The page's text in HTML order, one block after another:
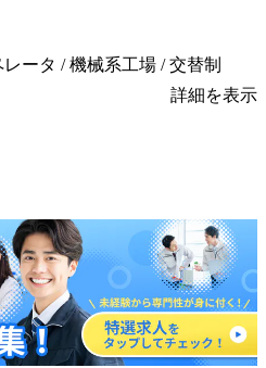
ータ / 機械系工場 / 交替制
詳細を表示